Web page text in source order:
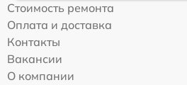
Стоимость ремонта
Оплата и доставка
Контакты
Вакансии
О компании